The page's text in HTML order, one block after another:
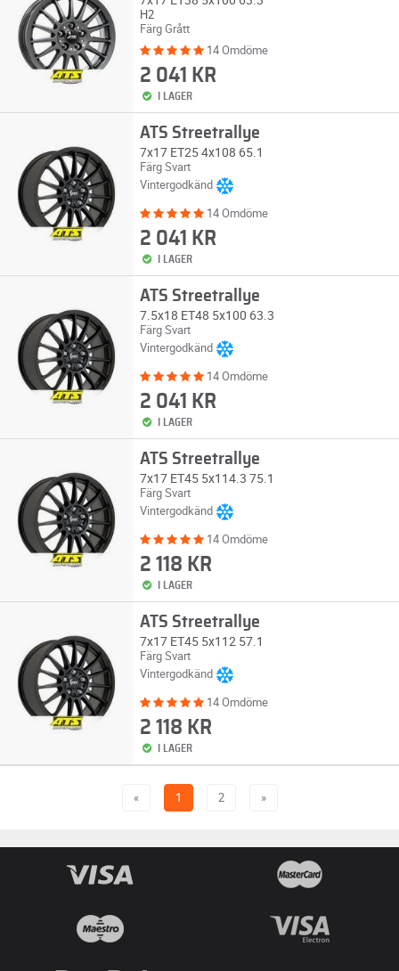
H2
Färg Grått
14 Omdöme
2 041 KR
I LAGER
ATS Streetrallye
7x17 ET25 4x108 65.1
Färg Svart
Vintergodkänd
14 Omdöme
2 041 KR
I LAGER
ATS Streetrallye
7.5x18 ET48 5x100 63.3
Färg Svart
Vintergodkänd
14 Omdöme
2 041 KR
I LAGER
ATS Streetrallye
7x17 ET45 5x114.3 75.1
Färg Svart
Vintergodkänd
14 Omdöme
2 118 KR
I LAGER
ATS Streetrallye
7x17 ET45 5x112 57.1
Färg Svart
Vintergodkänd
14 Omdöme
2 118 KR
I LAGER
« 1 2 »